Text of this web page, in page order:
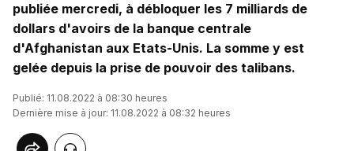
publiée mercredi, à débloquer les 7 milliards de
dollars d'avoirs de la banque centrale
d'Afghanistan aux Etats-Unis. La somme y est
gelée depuis la prise de pouvoir des talibans.
Publié: 11.08.2022 à 08:30 heures
Dernière mise à jour: 11.08.2022 à 08:32 heures